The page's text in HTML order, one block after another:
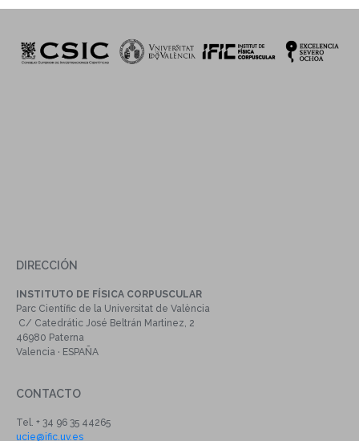
DIRECCIÓN
INSTITUTO DE FÍSICA CORPUSCULAR
Parc Científic de la Universitat de València
C/ Catedrátic José Beltrán Martinez, 2
46980 Paterna
Valencia · ESPAÑA
CONTACTO
Tel. + 34 96 35 44265
ucie@ific.uv.es